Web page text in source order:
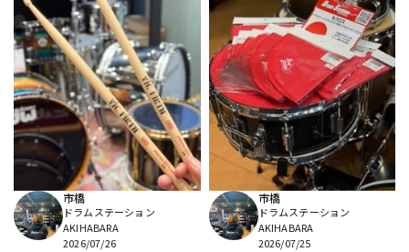
市橋
ドラムステーション
AKIHABARA
2026/07/26
市橋
ドラムステーション
AKIHABARA
2026/07/25